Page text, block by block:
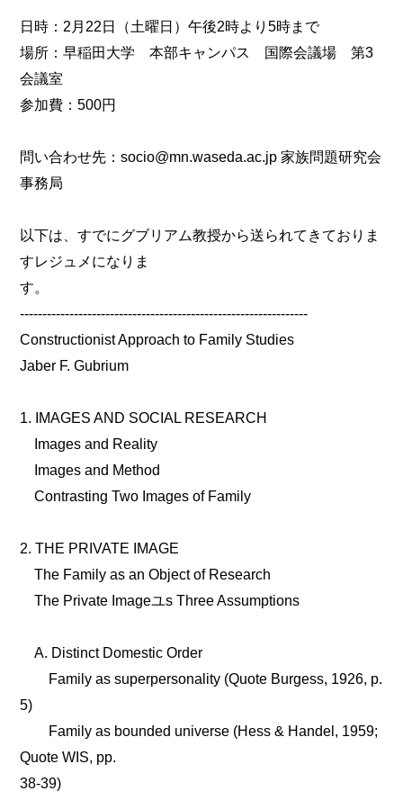
日時：2月22日（土曜日）午後2時より5時まで
場所：早稲田大学 本部キャンパス 国際会議場 第3
会議室
参加費：500円
問い合わせ先：socio@mn.waseda.ac.jp 家族問題研究会
事務局
以下は、すでにグブリアム教授から送られてきておりま
すレジュメになりま
す。
----------------------------------------------------------------
Constructionist Approach to Family Studies
Jaber F. Gubrium
1. IMAGES AND SOCIAL RESEARCH
Images and Reality
Images and Method
Contrasting Two Images of Family
2. THE PRIVATE IMAGE
The Family as an Object of Research
The Private Imageユs Three Assumptions
A. Distinct Domestic Order
Family as superpersonality (Quote Burgess, 1926, p.
5)
Family as bounded universe (Hess & Handel, 1959;
Quote WIS, pp.
38-39)